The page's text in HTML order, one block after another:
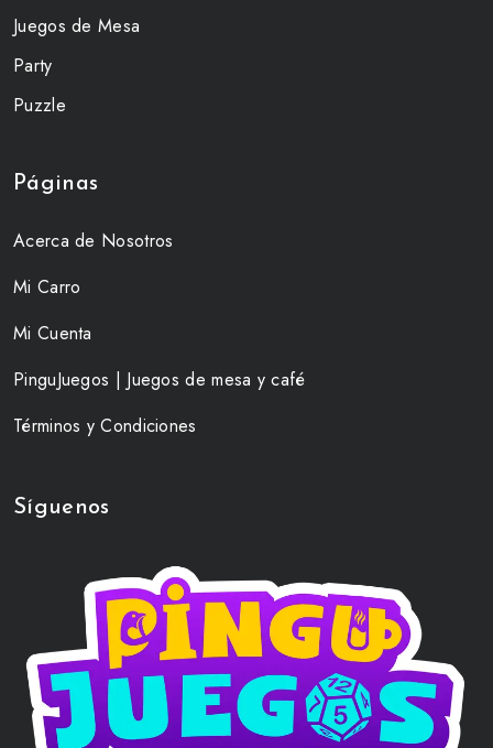
Juegos de Mesa
Party
Puzzle
Páginas
Acerca de Nosotros
Mi Carro
Mi Cuenta
PinguJuegos | Juegos de mesa y café
Términos y Condiciones
Síguenos